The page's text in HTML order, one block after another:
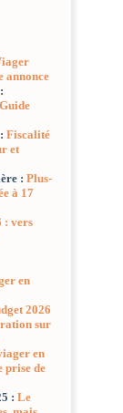
annonce
:Fiscalité
et
:Plus-
à 17
: vers
en
2026
sur
en
prise de
:Le